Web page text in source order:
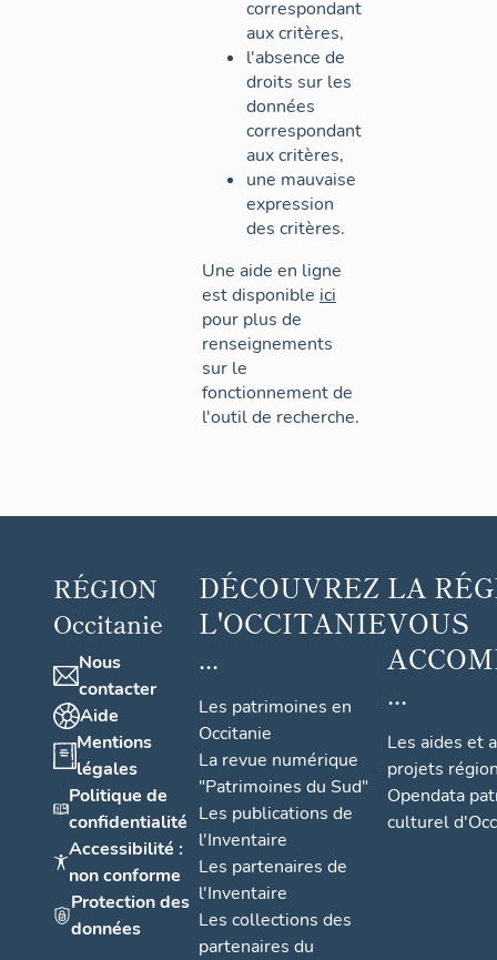
correspondant
aux critères,
l'absence de
droits sur les
données
correspondant
aux critères,
une mauvaise
expression
des critères.
Une aide en ligne
est disponible ici
pour plus de
renseignements
sur le
fonctionnement de
l'outil de recherche.
RÉGION
Occitanie
Nous
contacter
Aide
Mentions
légales
Politique de
confidentialité
Accessibilité :
non conforme
Protection des
données
DÉCOUVREZ
L'OCCITANIE
...
Les patrimoines en
Occitanie
La revue numérique
"Patrimoines du Sud"
Les publications de
l'Inventaire
Les partenaires de
l'Inventaire
Les collections des
partenaires du
LA
VOUS
...
Les aides et
projets
Opendata
culturel